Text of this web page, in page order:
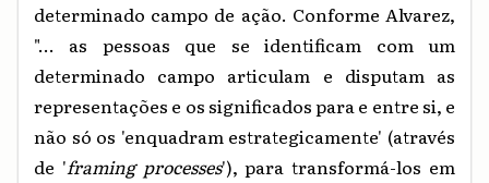
determinado campo de ação. Conforme Alvarez,
"... as pessoas que se identificam com um
determinado campo articulam e disputam as
representações e os significados para e entre si, e
não só os 'enquadram estrategicamente' (através
de 'framing processes'), para transformá-los em